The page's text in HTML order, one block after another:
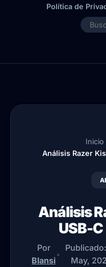
Política de
Inicio
Análisis Razer
Análisis
USB-
Por
Blansi
•
Publicado:
May,